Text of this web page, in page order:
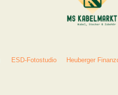
ESD-Fotostudio Heuberger